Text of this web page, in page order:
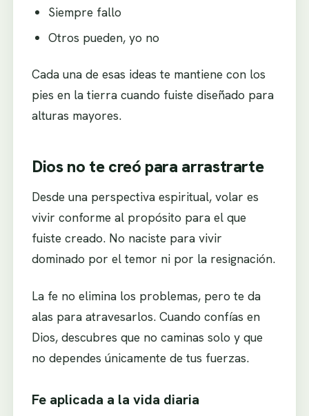
Siempre fallo
Otros pueden, yo no
Cada una de esas ideas te mantiene con los
pies en la tierra cuando fuiste diseñado para
alturas mayores.
Dios no te creó para arrastrarte
Desde una perspectiva espiritual, volar es
vivir conforme al propósito para el que
fuiste creado. No naciste para vivir
dominado por el temor ni por la resignación.
La fe no elimina los problemas, pero te da
alas para atravesarlos. Cuando confías en
Dios, descubres que no caminas solo y que
no dependes únicamente de tus fuerzas.
Fe aplicada a la vida diaria